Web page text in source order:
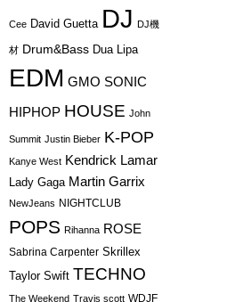
Cee David Guetta DJ DJ機
材 Drum&Bass Dua Lipa
EDM GMO SONIC
HIPHOP HOUSE John
Summit Justin Bieber K-POP
Kanye West Kendrick Lamar
Lady Gaga Martin Garrix
NewJeans NIGHTCLUB
POPS Rihanna ROSE
Sabrina Carpenter Skrillex
Taylor Swift TECHNO
The Weekend Travis scott WDJF